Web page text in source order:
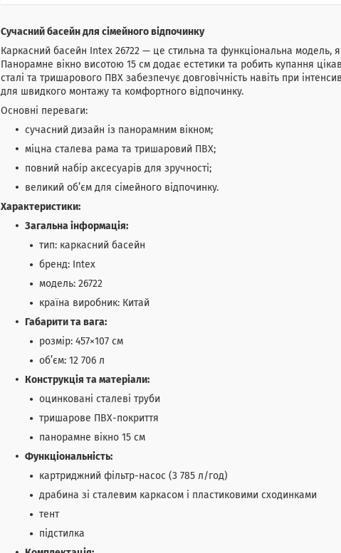
Сучасний басейн для сімейного відпочинку
Каркасний басейн Intex 26722 — це стильна та функціональна модель,
Панорамне вікно висотою 15 см додає естетики та робить купання
сталі та тришарового ПВХ забезпечує довговічність навіть при
для швидкого монтажу та комфортного відпочинку.
Основні переваги:
сучасний дизайн із панорамним вікном;
міцна сталева рама та тришаровий ПВХ;
повний набір аксесуарів для зручності;
великий об’єм для сімейного відпочинку.
Характеристики:
Загальна інформація:
тип: каркасний басейн
бренд: Intex
модель: 26722
країна виробник: Китай
Габарити та вага:
розмір: 457×107 см
об’єм: 12 706 л
Конструкція та матеріали:
оцинковані сталеві труби
тришарове ПВХ-покриття
панорамне вікно 15 см
Функціональність:
картриджний фільтр-насос (3 785 л/год)
драбина зі сталевим каркасом і пластиковими сходинками
тент
підстилка